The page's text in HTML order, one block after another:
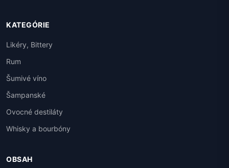
KATEGÓRIE
Likéry, Bittery
Rum
Šumivé víno
Šampanské
Ovocné destiláty
Whisky a bourbóny
OBSAH